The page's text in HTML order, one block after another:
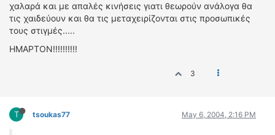
χαλαρά και με απαλές κινήσεις γιατι θεωρούν ανάλογα θα
τις χαιδεύουν και θα τις μεταχειρίζονται στις προσωπικές
τους στιγμές.....
ΗΜΑΡΤΟΝ!!!!!!!!!!
3
T tsoukas77 May 6, 2004, 2:16 PM